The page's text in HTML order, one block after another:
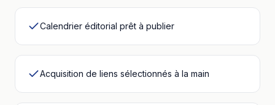
Calendrier éditorial prêt à publier
Acquisition de liens sélectionnés à la main